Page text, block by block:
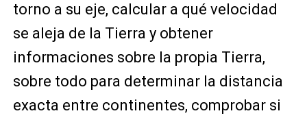
torno a su eje, calcular a qué velocidad
se aleja de la Tierra y obtener
informaciones sobre la propia Tierra,
sobre todo para determinar la distancia
exacta entre continentes, comprobar si